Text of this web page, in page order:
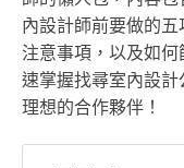
內設計師前要做的
注意事項，以及如
速掌握找尋室內設
理想的合作夥伴！